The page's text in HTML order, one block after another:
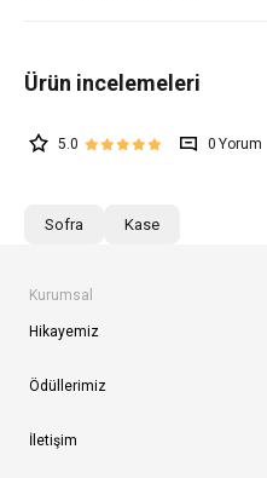
5.0 0
Sofra Kase
Kurumsal
Hikayemiz
Ödüllerimiz
İletişim